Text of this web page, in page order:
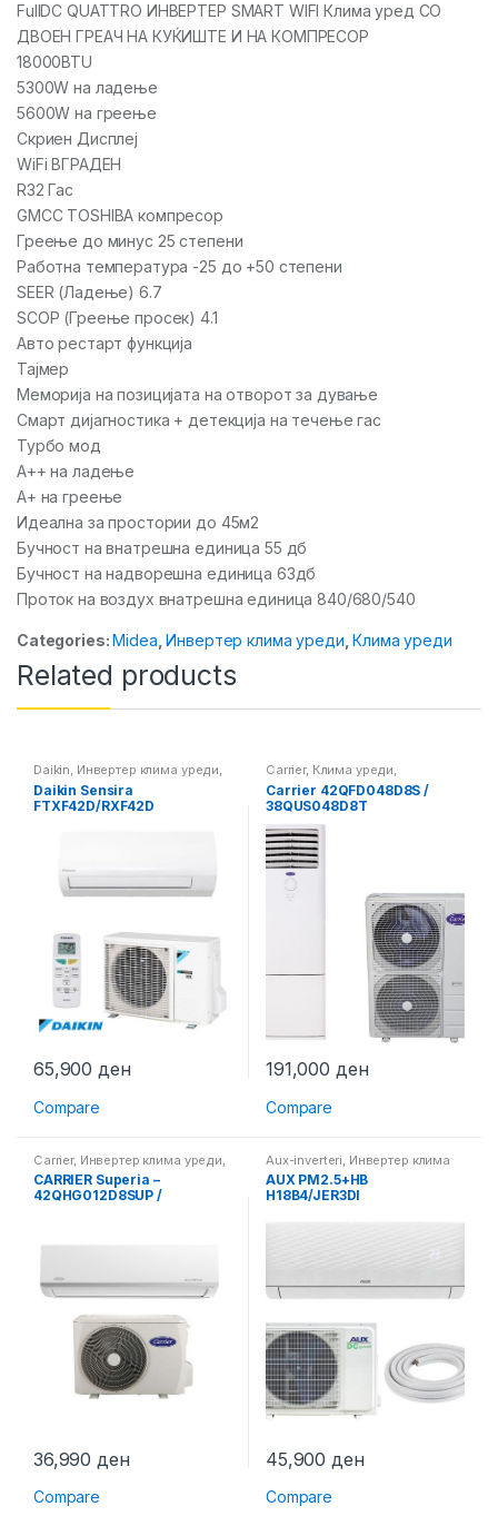
FullDC QUATTRO ИНВЕРТЕР SMART WIFI Клима уред СО
ДВОЕН ГРЕАЧ НА КУЌИШТЕ И НА КОМПРЕСОР
18000BTU
5300W на ладење
5600W на греење
Скриен Дисплеј
WiFi ВГРАДЕН
R32 Гас
GMCC TOSHIBA компресор
Греење до минус 25 степени
Работна температура -25 до +50 степени
SEER (Ладење) 6.7
SCOP (Греење просек) 4.1
Авто рестарт функција
Тајмер
Меморија на позицијата на отворот за дување
Смарт дијагностика + детекција на течење гас
Турбо мод
A++ на ладење
А+ на греење
Идеална за простории до 45м2
Бучност на внатрешна единица 55 дб
Бучност на надворешна единица 63дб
Проток на воздух внатрешна единица 840/680/540
Categories:Midea ,Инвертер клима уреди ,Клима уреди
Related products
Daikin, Инвертер клима уреди,
Клима уреди
Daikin Sensira
FTXF42D/RXF42D
65,900ден
Compare
Carrier, Клима уреди,
Самостоечки клима уреди
Carrier 42QFD048D8S /
38QUS048D8T
191,000 ден
Compare
Carrier, Инвертер клима уреди
Клима уреди
CARRIER Superia –
42QHG012D8SUP /
36,990 ден
Compare
Aux-inverteri Инвертер клима
уреди,Клима уреди
AUX PM2.5+HB
H18B4/JER3DI
45,900 ден
Compare